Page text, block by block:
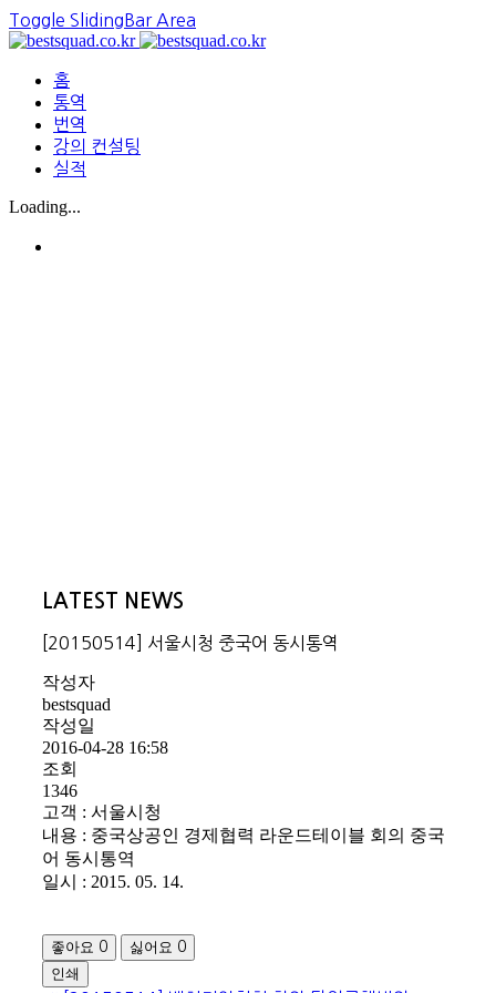
Toggle SlidingBar Area
홈
통역
번역
강의 컨설팅
실적
Loading...
LATEST NEWS
[20150514] 서울시청 중국어 동시통역
작성자
bestsquad
작성일
2016-04-28 16:58
조회
1346
고객 : 서울시청
내용 : 중국상공인 경제협력 라운드테이블 회의 중국
어 동시통역
일시 : 2015. 05. 14.
좋아요 0 싫어요 0
인쇄